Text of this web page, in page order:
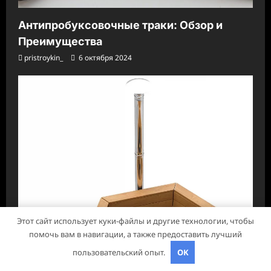
Антипробуксовочные траки: Обзор и
Преимущества
pristroykin_ 6 октября 2024
Этот сайт использует куки-файлы и другие технологии, чтобы
помочь вам в навигации, а также предоставить лучший
пользовательский опыт.
OK